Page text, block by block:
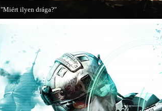
"Miért ilyen drága?"
A PC Guru utánajárt, miért kerülnek olyan sokba a AAA-